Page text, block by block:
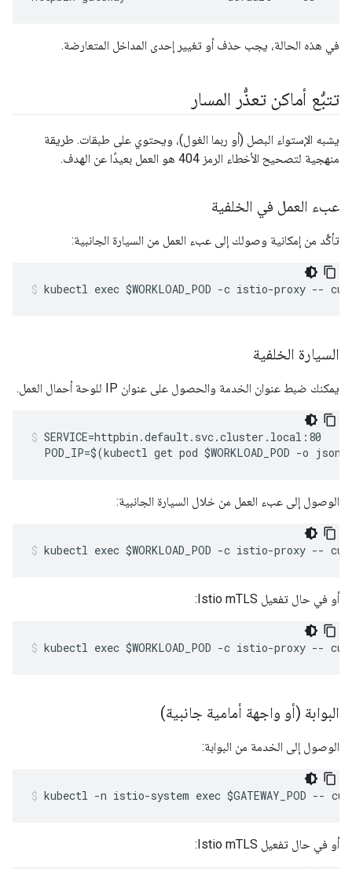
في هذه الحالة، يجب حذف أو تغيير إحدى المداخل المتعارضة.
تتبُّع أماكن تعذُّر المسار
يشبه الإستواء البصل (أو ربما الغول)، ويحتوي على طبقات. طريقة
منهجية لتصحيح الأخطاء الرمز 404 هو العمل بعيدًا عن الهدف.
عبء العمل في الخلفية
تأكَّد من إمكانية وصولك إلى عبء العمل من السيارة الجانبية:
kubectl exec $WORKLOAD_POD -c istio-proxy --
السيارة الخلفية
يمكنك ضبط عنوان الخدمة والحصول على عنوان IP للوحة أحمال العمل.
SERVICE=httpbin.default.svc.cluster.local:80
POD_IP=$(kubectl get pod $WORKLOAD_POD -o
الوصول إلى عبء العمل من خلال السيارة الجانبية:
kubectl exec $WORKLOAD_POD -c istio-proxy --
أو في حال تفعيل Istio mTLS:
kubectl exec $WORKLOAD_POD -c istio-proxy
البوابة (أو واجهة أمامية جانبية)
الوصول إلى الخدمة من البوابة:
kubectl -n istio-system exec $GATEWAY_POD --
أو في حال تفعيل Istio mTLS: